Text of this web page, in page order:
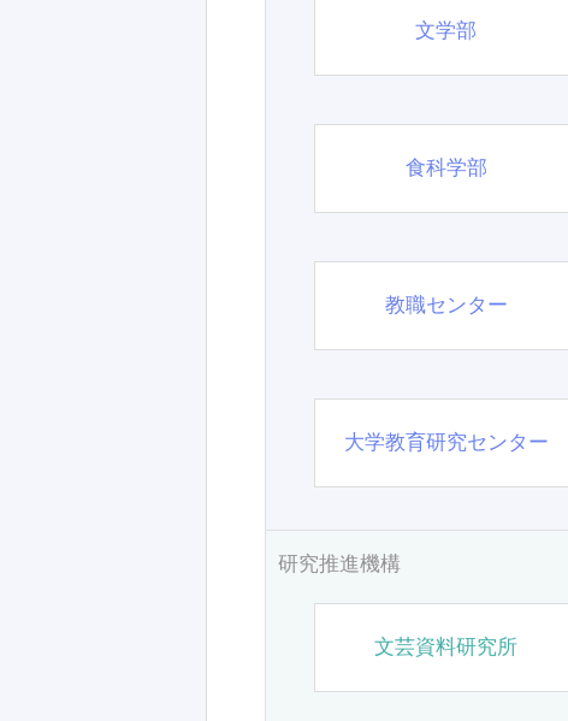
文学部
食科学部
教職センター
大学教育研究センター
研究推進機構
文芸資料研究所